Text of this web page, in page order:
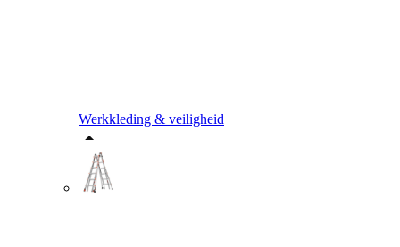
Werkkleding & veiligheid